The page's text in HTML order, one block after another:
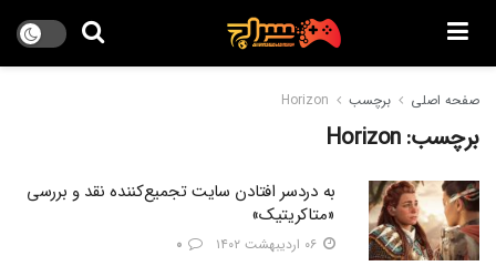
صفحه اصلی برچسب Horizon
برچسب:Horizon
به دردسر افتادن سایت تجمیع‌کننده نقد و بررسی
«متاکریتیک»